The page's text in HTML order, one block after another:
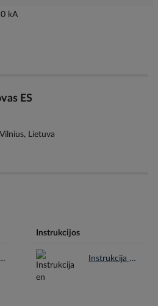
kA
ES
Lietuva
Produkto aprašymas en.pdf
Instrukcijos
Instrukcija en.pdf